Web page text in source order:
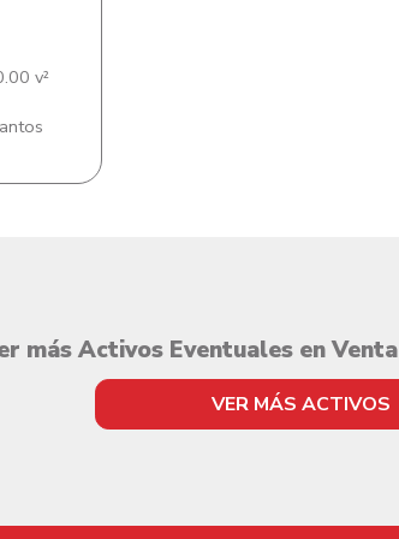
v²
más Activos Eventuales en
VER MÁS ACTIVOS